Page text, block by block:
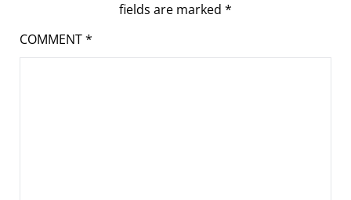
fields are marked *
COMMENT*